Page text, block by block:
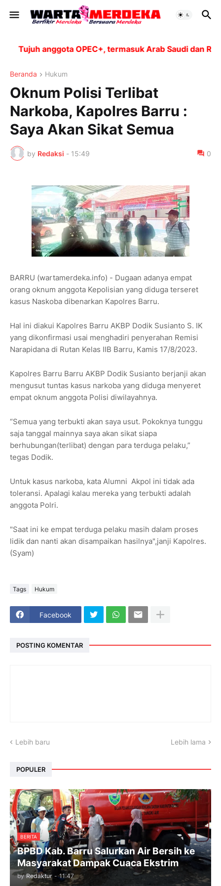
Tujuh anggota OPEC+, termasuk Arab Saudi dan
Beranda Hukum
Oknum Polisi Terlibat
Narkoba, Kapolres Barru :
Saya Akan Sikat Semua
by Redaksi - 15:49 0
BARRU (wartamerdeka.info) - Dugaan adanya empat
orang oknum anggota Kepolisian yang diduga terseret
kasus Naskoba dibenarkan Kapolres Barru.
Hal ini diakui Kapolres Barru AKBP Dodik Susianto S. IK
yang dikonfirmasi usai menghadiri penyerahan Remisi
Narapidana di Rutan Kelas IIB Barru, Kamis 17/8/2023.
Kapolres Barru Barru AKBP Dodik Susianto berjanji akan
mengusut tuntas kasus narkoba yang diduga menyeret
empat oknum anggota Polisi diwilayahnya.
“Semua yang terbukti akan saya usut. Pokoknya tunggu
saja tanggal mainnya saya akan sikat siapa
berhubungan(terlibat) dengan para terduga pelaku,”
tegas Dodik.
Untuk kasus narkoba, kata Alumni Akpol ini tidak ada
toleransi. Apalagi kalau mereka yang terbukti adalah
anggota Polri.
"Saat ini ke empat terduga pelaku masih dalam proses
lidik dan nanti akan disampaikan hasilnya",janji Kapolres.
(Syam)
Tags Hukum
Facebook
POSTING KOMENTAR
Lebih baru Lebih lama
POPULER
BERITA
BPBD Kab. Barru Salurkan Air Bersih ke
Masyarakat Dampak Cuaca Ekstrim
by Redaktur - 11:47